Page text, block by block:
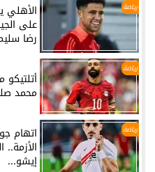
رياضة الأهلي
على
رضا
رياضة
محمد
رياضة اتهام
الأزمة..
إيشو...